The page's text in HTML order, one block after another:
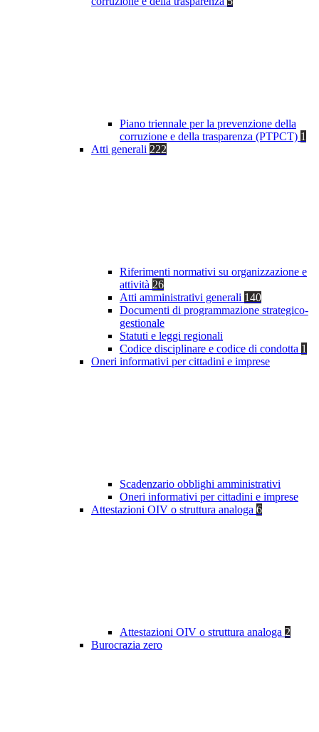
Piano triennale per la prevenzione della
corruzione e della trasparenza (PTPCT) 1
Atti generali 222
Riferimenti normativi su organizzazione e
attività 26
Atti amministrativi generali 140
Documenti di programmazione strategico-
gestionale
Statuti e leggi regionali
Codice disciplinare e codice di condotta 1
Oneri informativi per cittadini e imprese
Scadenzario obblighi amministrativi
Oneri informativi per cittadini e imprese
Attestazioni OIV o struttura analoga 6
Attestazioni OIV o struttura analoga 2
Burocrazia zero